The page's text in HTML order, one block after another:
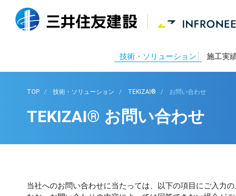
技術・ソリューション 施工実
TOP 技術・ソリューション TEKIZAI® お問い合わせ
TEKIZAI® お問い合わせ
当社へのお問い合わせに当たっては、以下の項目にご入力